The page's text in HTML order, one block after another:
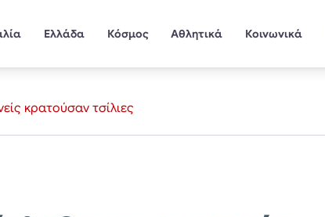
Ελλάδα Κόσμος Αθλητικά Κοινωνικά
κρατούσαν τσίλιες